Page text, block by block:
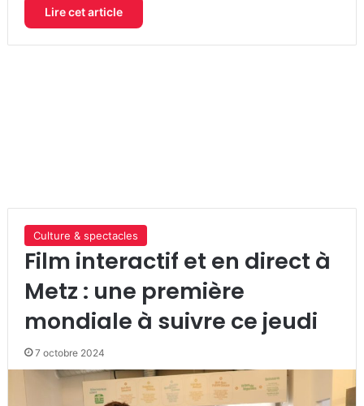
Lire cet article
Culture & spectacles
Film interactif et en direct à
Metz : une première
mondiale à suivre ce jeudi
7 octobre 2024